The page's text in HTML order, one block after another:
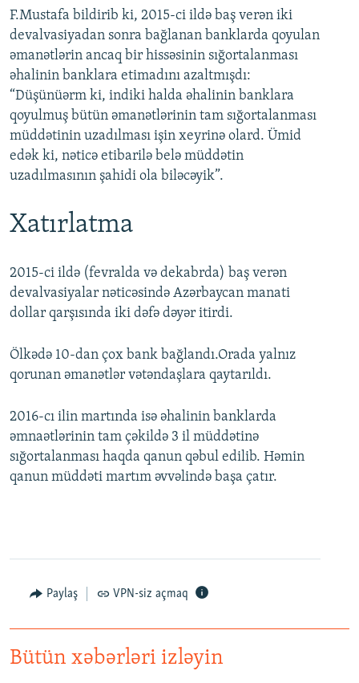
F.Mustafa bildirib ki, 2015-ci ildə baş verən iki
devalvasiyadan sonra bağlanan banklarda qoyulan
əmanətlərin ancaq bir hissəsinin sığortalanması
əhalinin banklara etimadını azaltmışdı:
“Düşünüərm ki, indiki halda əhalinin banklara
qoyulmuş bütün əmanətlərinin tam sığortalanması
müddətinin uzadılması işin xeyrinə olard. Ümid
edək ki, nəticə etibarilə belə müddətin
uzadılmasının şahidi ola biləcəyik”.
Xatırlatma
2015-ci ildə (fevralda və dekabrda) baş verən
devalvasiyalar nəticəsində Azərbaycan manati
dollar qarşısında iki dəfə dəyər itirdi.
Ölkədə 10-dan çox bank bağlandı.Orada yalnız
qorunan əmanətlər vətəndaşlara qaytarıldı.
2016-cı ilin martında isə əhalinin banklarda
əmnaətlərinin tam çəkildə 3 il müddətinə
sığortalanması haqda qanun qəbul edilib. Həmin
qanun müddəti martım əvvəlində başa çatır.
Paylaş VPN-siz açmaq
Bütün xəbərləri izləyin